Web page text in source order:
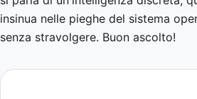
insinua nelle pieghe del sistema
senza stravolgere. Buon ascolto!